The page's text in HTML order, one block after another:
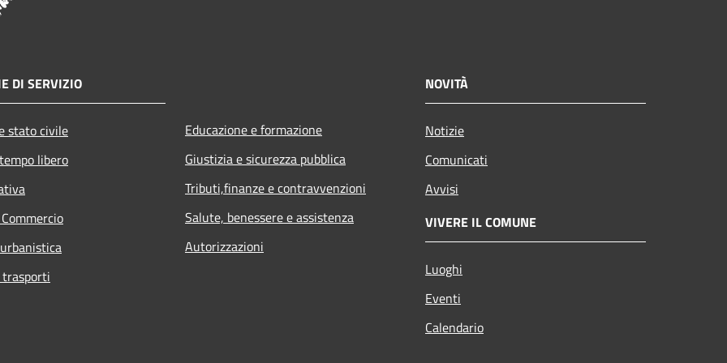
DI SERVIZIO
stato civile
libero
Educazione e formazione
Giustizia e sicurezza pubblica
Tributi,finanze e contravvenzioni
Salute, benessere e assistenza
Autorizzazioni
NOVITÀ
Notizie
Comunicati
Avvisi
VIVERE IL COMUNE
Luoghi
Eventi
Calendario